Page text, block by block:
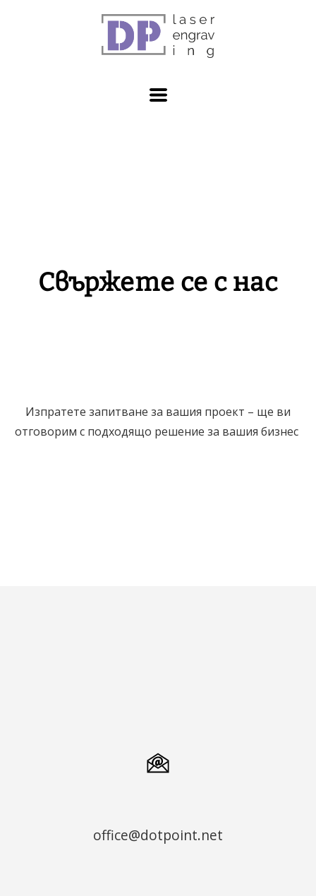
Свържете се с нас
Изпратете запитване за вашия проект – ще ви
отговорим с подходящо решение за вашия бизнес
office@dotpoint.net